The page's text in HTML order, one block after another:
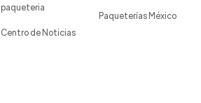
paqueteria
Centro de Noticias
Paqueterías México